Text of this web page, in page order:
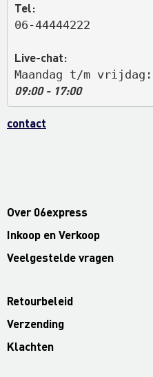
Tel:
06-44444222
Live-chat:
Maandag t/m vrijdag:
09:00 - 17:00
contact
Over 06express
Inkoop en Verkoop
Veelgestelde vragen
Retourbeleid
Verzending
Klachten